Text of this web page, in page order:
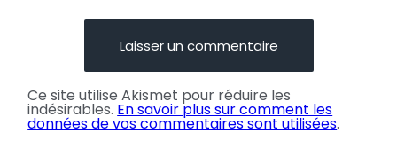
Ce site utilise Akismet pour réduire les
indésirables. En savoir plus sur comment les
données de vos commentaires sont utilisées.